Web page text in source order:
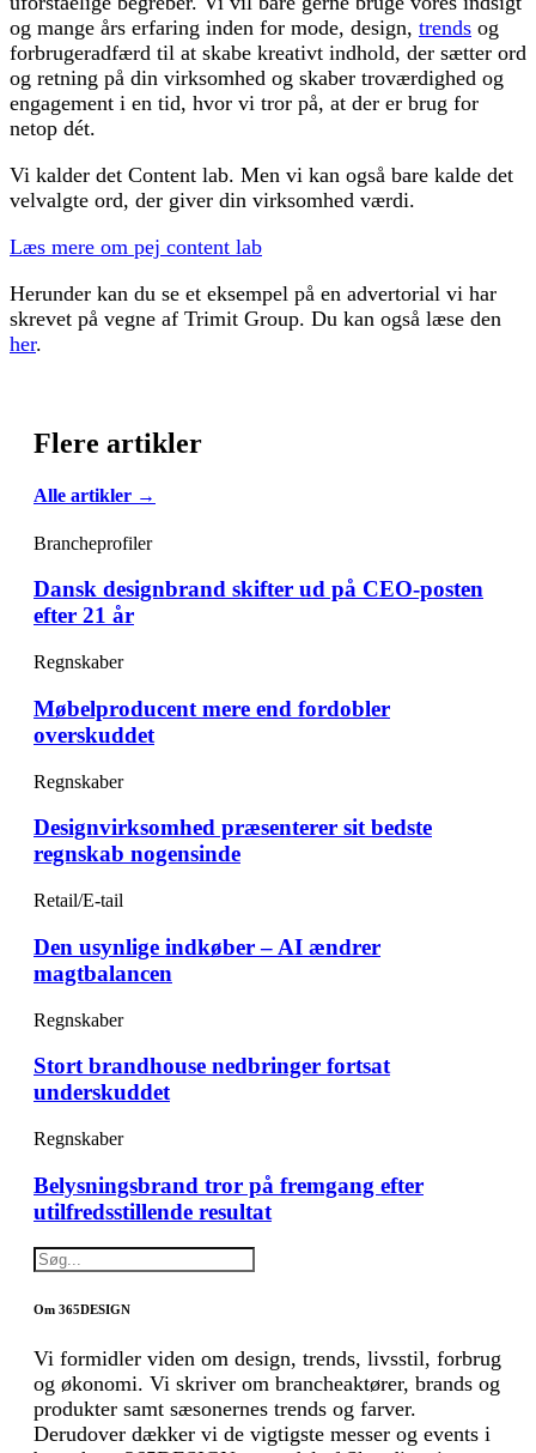
og mange års erfaring inden for mode, design, trends og
forbrugeradfærd til at skabe kreativt indhold, der sætter ord
og retning på din virksomhed og skaber troværdighed og
engagement i en tid, hvor vi tror på, at der er brug for
netop dét.
Vi kalder det Content lab. Men vi kan også bare kalde det
velvalgte ord, der giver din virksomhed værdi.
Læs mere om pej content lab
Herunder kan du se et eksempel på en advertorial vi har
skrevet på vegne af Trimit Group. Du kan også læse den
her.
Flere artikler
Alle artikler →
Brancheprofiler
Dansk designbrand skifter ud på CEO-posten
efter 21 år
Regnskaber
Møbelproducent mere end fordobler
overskuddet
Regnskaber
Designvirksomhed præsenterer sit bedste
regnskab nogensinde
Retail/E-tail
Den usynlige indkøber – AI ændrer
magtbalancen
Regnskaber
Stort brandhouse nedbringer fortsat
underskuddet
Regnskaber
Belysningsbrand tror på fremgang efter
utilfredsstillende resultat
Om 365DESIGN
Vi formidler viden om design, trends, livsstil, forbrug
og økonomi. Vi skriver om brancheaktører, brands og
produkter samt sæsonernes trends og farver.
Derudover dækker vi de vigtigste messer og events i